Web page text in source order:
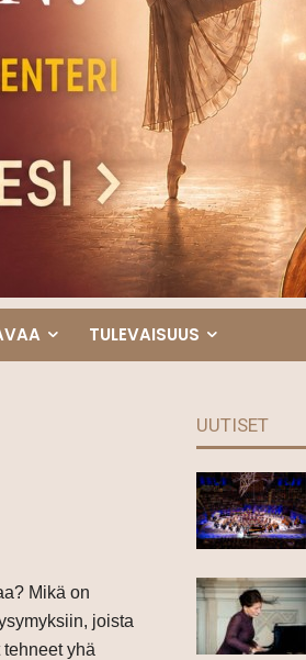
TULEVAISUUS
Mikä on
joista
yhä
UUTISET